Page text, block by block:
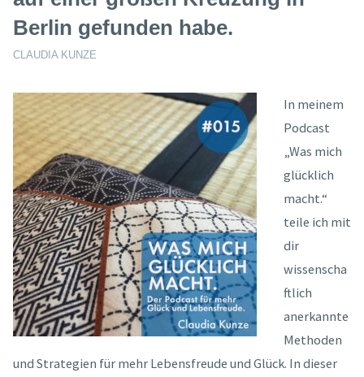
Berlin gefunden habe.
CLAUDIA KUNZE
In meinem
Podcast
„Was mich
glücklich
macht.“
teile ich mit
dir
wissenscha
ftlich
anerkannte
Methoden
und Strategien für mehr Lebensfreude und Glück. In dieser